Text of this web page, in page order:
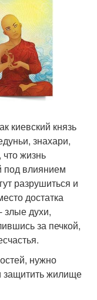
киевский князь
знахари,
жизнь
под влиянием
разрушиться и
достатка
злые духи,
за печкой,
нужно
защитить жилище